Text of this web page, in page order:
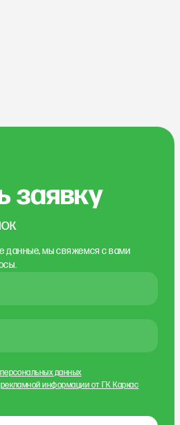
заявку
данные, мы свяжемсяс вами
данных
информации от ГК Каркас